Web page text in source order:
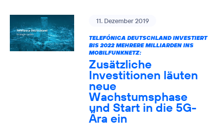
11. Dezember 2019
TELEFÓNICA DEUTSCHLAND INVESTIERT
BIS 2022 MEHRERE MILLIARDEN INS
MOBILFUNKNETZ:
Zusätzliche
Investitionen läuten
neue
Wachstumsphase
und Start in die 5G-
Ära ein